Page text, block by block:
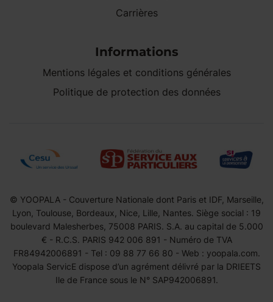
Carrières
Informations
Mentions légales et conditions générales
Politique de protection des données
© YOOPALA - Couverture Nationale dont Paris et IDF, Marseille,
Lyon, Toulouse, Bordeaux, Nice, Lille, Nantes. Siège social : 19
boulevard Malesherbes, 75008 PARIS. S.A. au capital de 5.000
€ - R.C.S. PARIS 942 006 891 - Numéro de TVA
FR84942006891 - Tel : 09 88 77 66 80 - Web : yoopala.com.
Yoopala ServicE dispose d’un agrément délivré par la DRIEETS
Ile de France sous le N° SAP942006891.